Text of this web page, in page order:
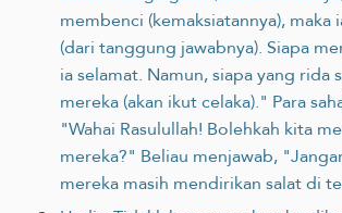
membenci (kemaksiatannya),
(dari tanggung jawabnya). Siapa
ia selamat. Namun, siapa yang rida
mereka (akan ikut celaka)." Para
"Wahai Rasulullah! Bolehkah kita
mereka?" Beliau menjawab,
mereka masih mendirikan salat di